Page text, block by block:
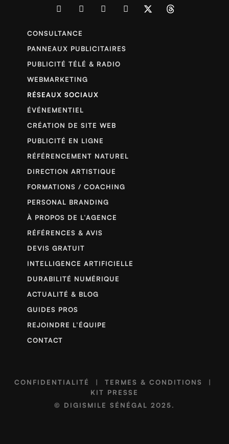
CONSULTANCE
PANNEAUX PUBLICITAIRES
PUBLICITÉ TÉLÉ & RADIO
WEBMARKETING
RÉSEAUX SOCIAUX
ÉVÉNEMENTIEL
CRÉATION DE SITE WEB
PUBLICITÉ EN LIGNE
RÉFÉRENCEMENT NATUREL
DIRECTION ARTISTIQUE
FORMATIONS / COACHING
PERSONAL BRANDING
À PROPOS DE L’AGENCE
RÉFÉRENCES & AVIS
DEVIS GRATUIT
INTELLIGENCE ARTIFICIELLE
DURABILITÉ NUMÉRIQUE
ACTUALITÉ & BLOG
GUIDES PROS
REJOINDRE L’ÉQUIPE
CONTACT
CONFIDENTIALITÉ | TERMES & CONDITIONS
|
KIT PRESSE
© DIGISMILE SÉNÉGAL 2025.